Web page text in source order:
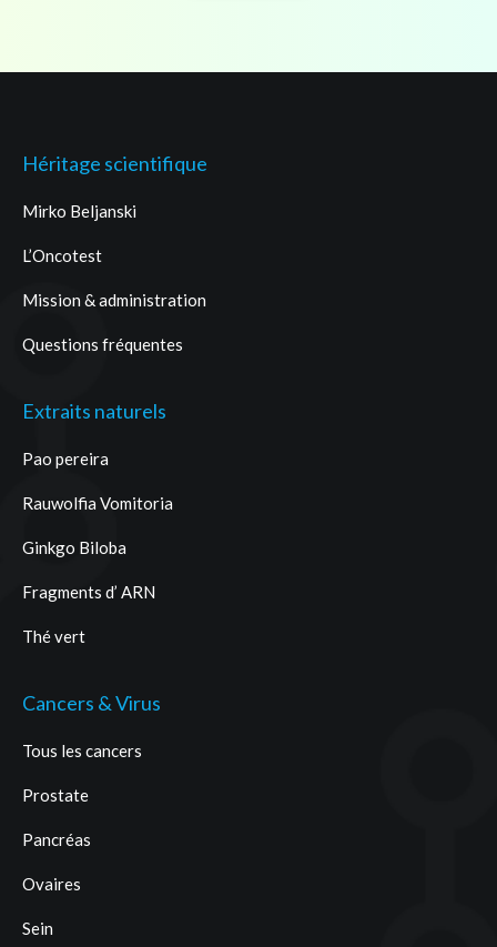
Héritage scientifique
Mirko Beljanski
L’Oncotest
Mission & administration
Questions fréquentes
Extraits naturels
Pao pereira
Rauwolfia Vomitoria
Ginkgo Biloba
Fragments d’ ARN
Thé vert
Cancers & Virus
Tous les cancers
Prostate
Pancréas
Ovaires
Sein